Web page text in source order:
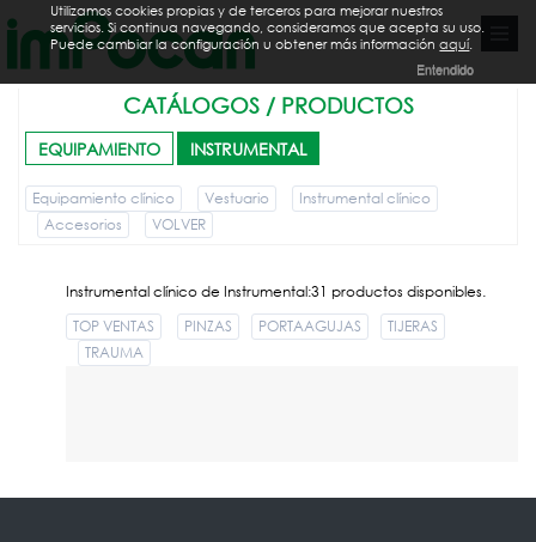
CATÁLOGOS / PRODUCTOS
EQUIPAMIENTO INSTRUMENTAL
Equipamiento clínico Vestuario
Instrumental clínico
Accesorios
VOLVER
Instrumental clínico de Instrumental:31 productos disponibles.
TOP VENTAS
PINZAS PORTAAGUJAS
TIJERAS
TRAUMA
Utilizamos cookies propias y de terceros para mejorar nuestros
servicios. Si continua navegando, consideramos que acepta su uso.
Puede cambiar la configuración u obtener más informaciónaquí.
Entendido